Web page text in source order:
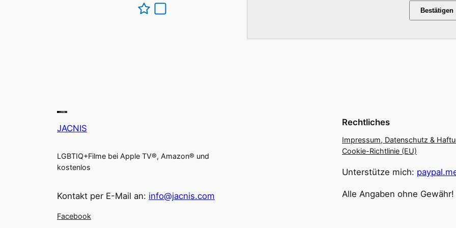
Bestätigen
JACNIS
LGBTIQ+Filme bei Apple TV®, Amazon® und
kostenlos
Kontakt per E-Mail an: info@jacnis.com
Facebook
Rechtliches
Impressum, Datenschutz &
Cookie-Richtlinie (EU)
Unterstütze mich:
Alle Angaben ohne Gewähr!